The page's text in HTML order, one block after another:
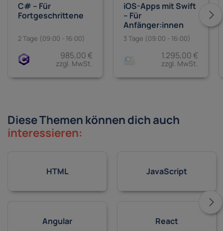
C# – Für
Fortgeschrittene
2 Tage (09:00 - 16:00)
985,00 €
zzgl. MwSt.
iOS-Apps mit Swift
– Für
Anfänger:innen
3 Tage (09:00 - 16:00)
1.295,00 €
zzgl. MwSt.
Diese Themen können dich auch
interessieren:
HTML
Angular
JavaScript
React